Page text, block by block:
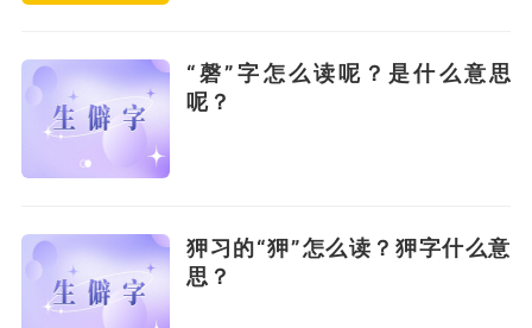
“磬”字怎么读呢？是什么意思
呢？
狎习的“狎”怎么读？狎字什么意
思？